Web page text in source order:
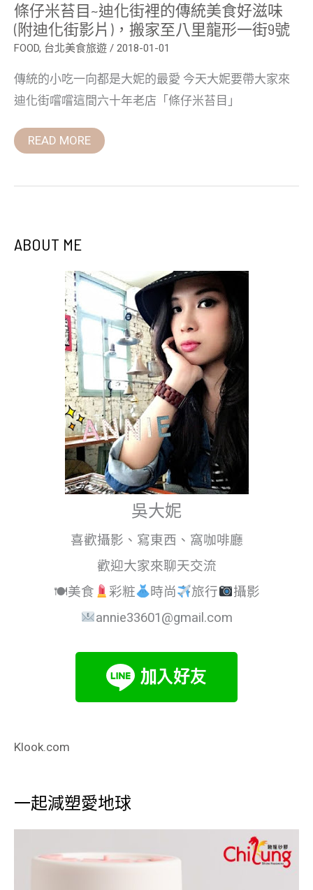
條仔米苔目~迪化街裡的傳統美食好滋味
(附迪化街影片)，搬家至八里龍形一街9號
FOOD, 台北美食旅遊 / 2018-01-01
傳統的小吃一向都是大妮的最愛 今天大妮要帶大家來
迪化街嚐嚐這間六十年老店「條仔米苔目」
化
街
影
片)，
家
至
八
里
形
一
街
READ MORE
ABOUT ME
吳大妮
喜歡攝影、寫東西、窩咖啡廳
歡迎大家來聊天交流
🍽美食
彩粧 時尚 旅行
攝影
annie33601@gmail.com
Klook.com
一起減塑愛地球